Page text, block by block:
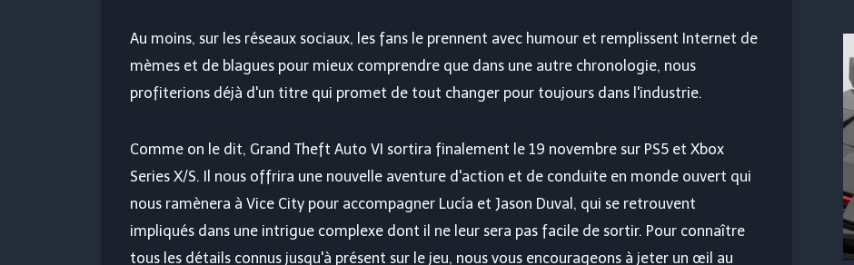
Au moins, sur les réseaux sociaux, les fans le prennent avec humour et remplissent Internet de
mèmes et de blagues pour mieux comprendre que dans une autre chronologie, nous
profiterions déjà d'un titre qui promet de tout changer pour toujours dans l'industrie.
Comme on le dit, Grand Theft Auto VI sortira finalement le 19 novembre sur PS5 et Xbox
Series X/S. Il nous offrira une nouvelle aventure d'action et de conduite en monde ouvert qui
nous ramènera à Vice City pour accompagner Lucía et Jason Duval, qui se retrouvent
impliqués dans une intrigue complexe dont il ne leur sera pas facile de sortir. Pour connaître
tous les détails connus jusqu'à présent sur le jeu, nous vous encourageons à jeter un œil au